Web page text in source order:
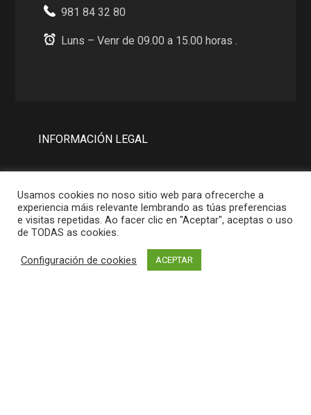
981 84 32 80
Luns – Venr de 09.00 a 15.00 horas .
INFORMACIÓN LEGAL
Política de Privacidad
Política de Cookies
Usamos cookies no noso sitio web para ofrecerche a
experiencia máis relevante lembrando as túas preferencias
e visitas repetidas. Ao facer clic en "Aceptar", aceptas o uso
de TODAS as cookies.
Configuración de cookies ACEPTAR